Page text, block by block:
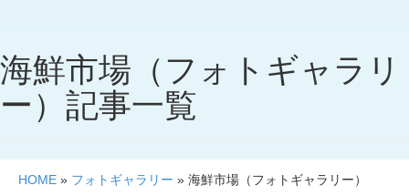
海鮮市場（フォトギャラリ
ー）記事一覧
HOME » フォトギャラリー » 海鮮市場（フォトギャラリー）